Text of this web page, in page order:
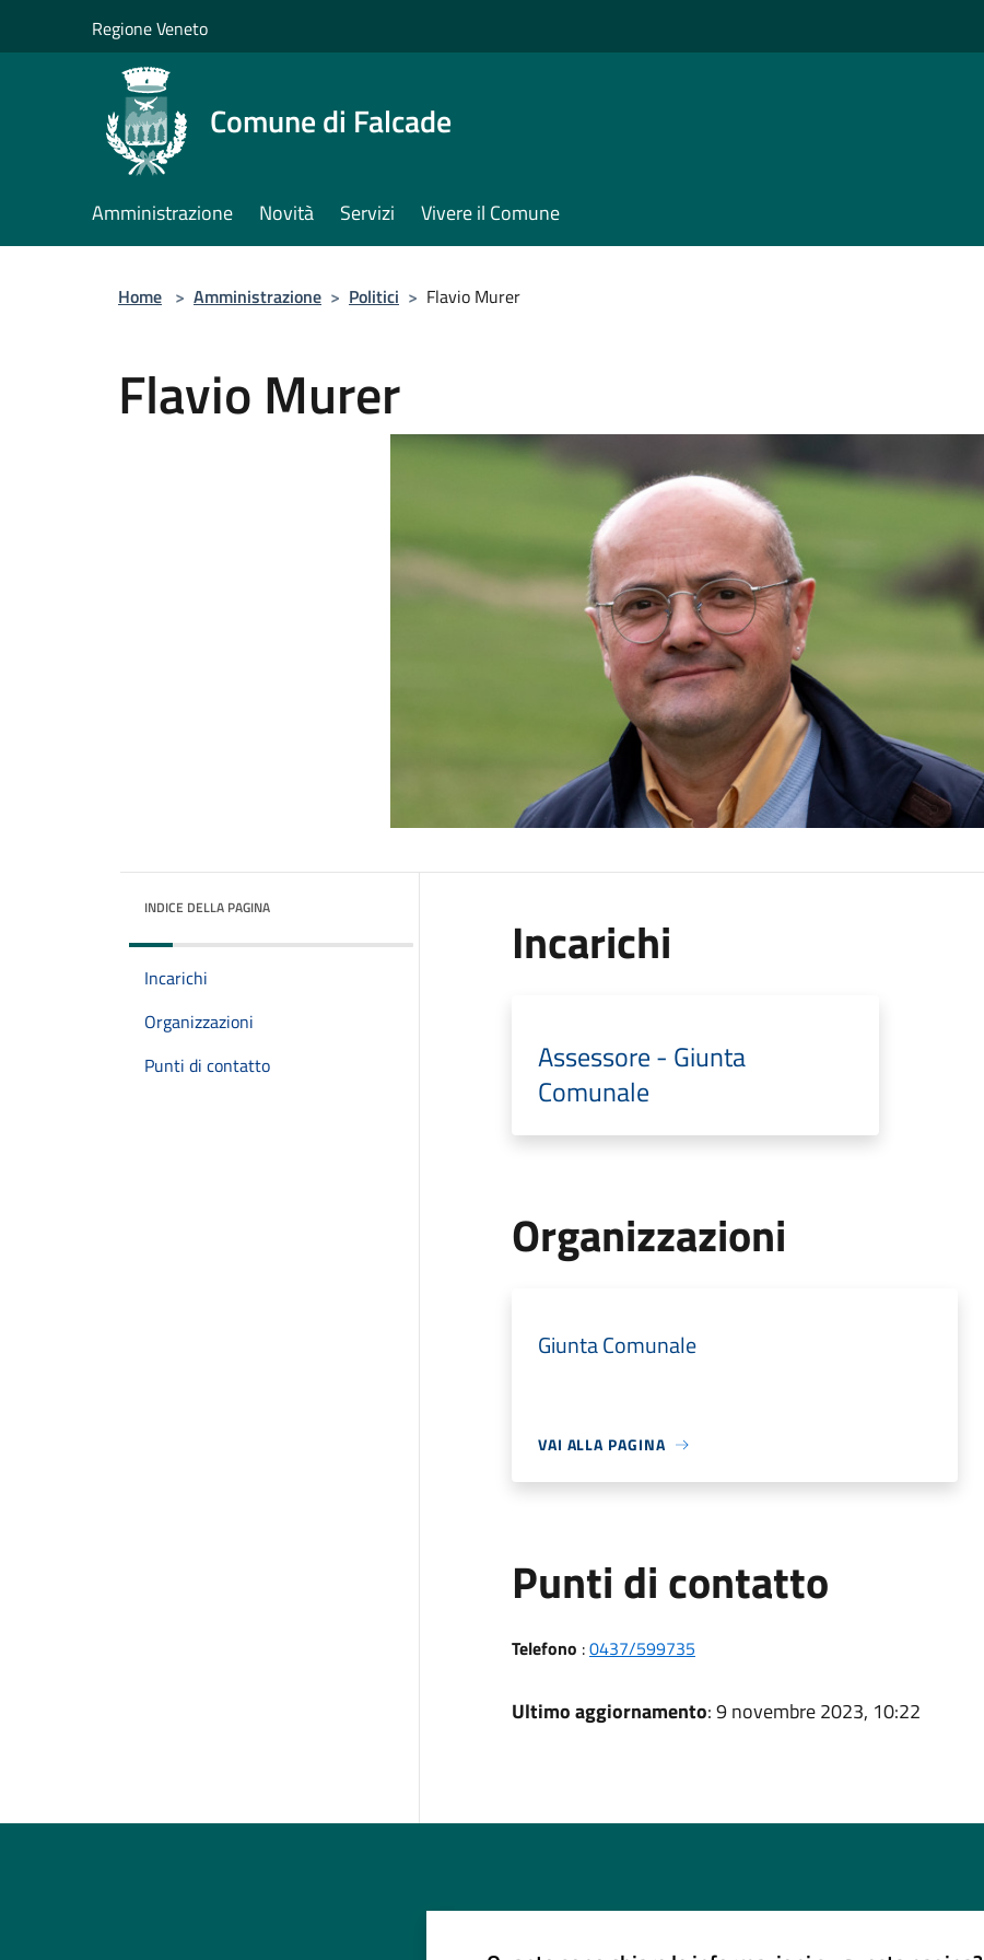
Regione Veneto
Comune di Falcade
Amministrazione Novità Servizi Vivere il Comune
Home > Amministrazione > Politici > Flavio Murer
Flavio Murer
INDICE DELLA PAGINA
Incarichi
Organizzazioni
Punti di contatto
Incarichi
Assessore - Giunta
Comunale
Organizzazioni
Giunta Comunale
VAI ALLA PAGINA
Punti di contatto
Telefono :0437/599735
Ultimo aggiornamento: 9 novembre 2023, 10:22